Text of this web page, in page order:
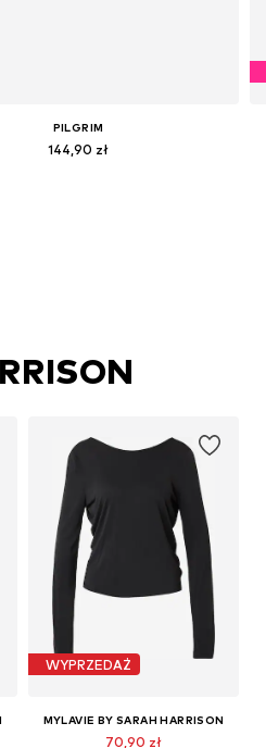
PILGRIM
144,90 zł
WYPRZEDAŻ
MYLAVIE BY SARAH HARRISON
70,90 zł